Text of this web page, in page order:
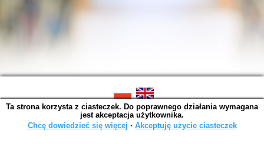
SOWA OPAC v. 6.11.7 (2026-07-08)
Wygenerowano w 0,0038 s.
Ta strona korzysta z ciasteczek. Do poprawnego działania wymagana
jest akceptacja użytkownika.
Chcę dowiedzieć się więcej ∙ Akceptuję użycie ciasteczek